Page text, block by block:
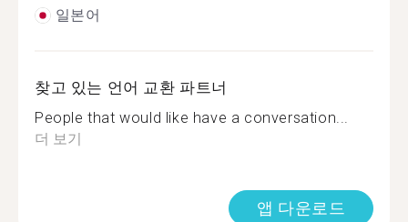
일본어
찾고 있는 언어 교환 파트너
People that would like have a conversation...
더 보기
앱 다운로드